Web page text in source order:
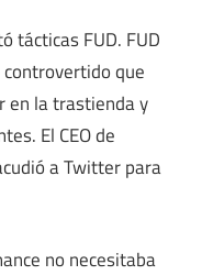
tácticas FUD. FUD
que
en la trastienda y
El CEO de
a Twitter para
no necesitaba